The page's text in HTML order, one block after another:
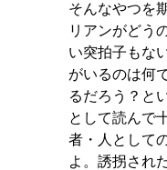
そんなやつを
リアンがどう
い突拍子もな
がいるのは何
るだろう？と
として読んで
者・人として
よ。誘拐され